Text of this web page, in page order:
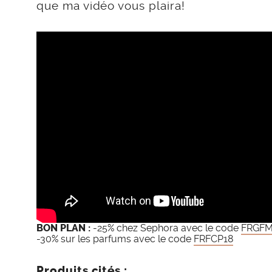
que ma vidéo vous plaira!
BON PLAN : -25% chez Sephora avec le code
-30% sur les parfums avec le code FRFCP18